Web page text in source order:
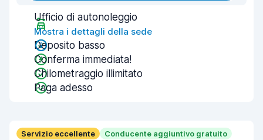
Ufficio di autonoleggio
Mostra i dettagli della sede
Deposito basso
Conferma immediata!
Chilometraggio illimitato
Paga adesso
Servizio eccellente
Conducente aggiuntivo gratuito